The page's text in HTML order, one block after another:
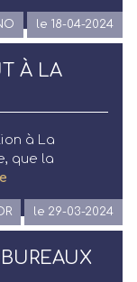
le 18-04-2024
À LA
à La
que la
le 29-03-2024